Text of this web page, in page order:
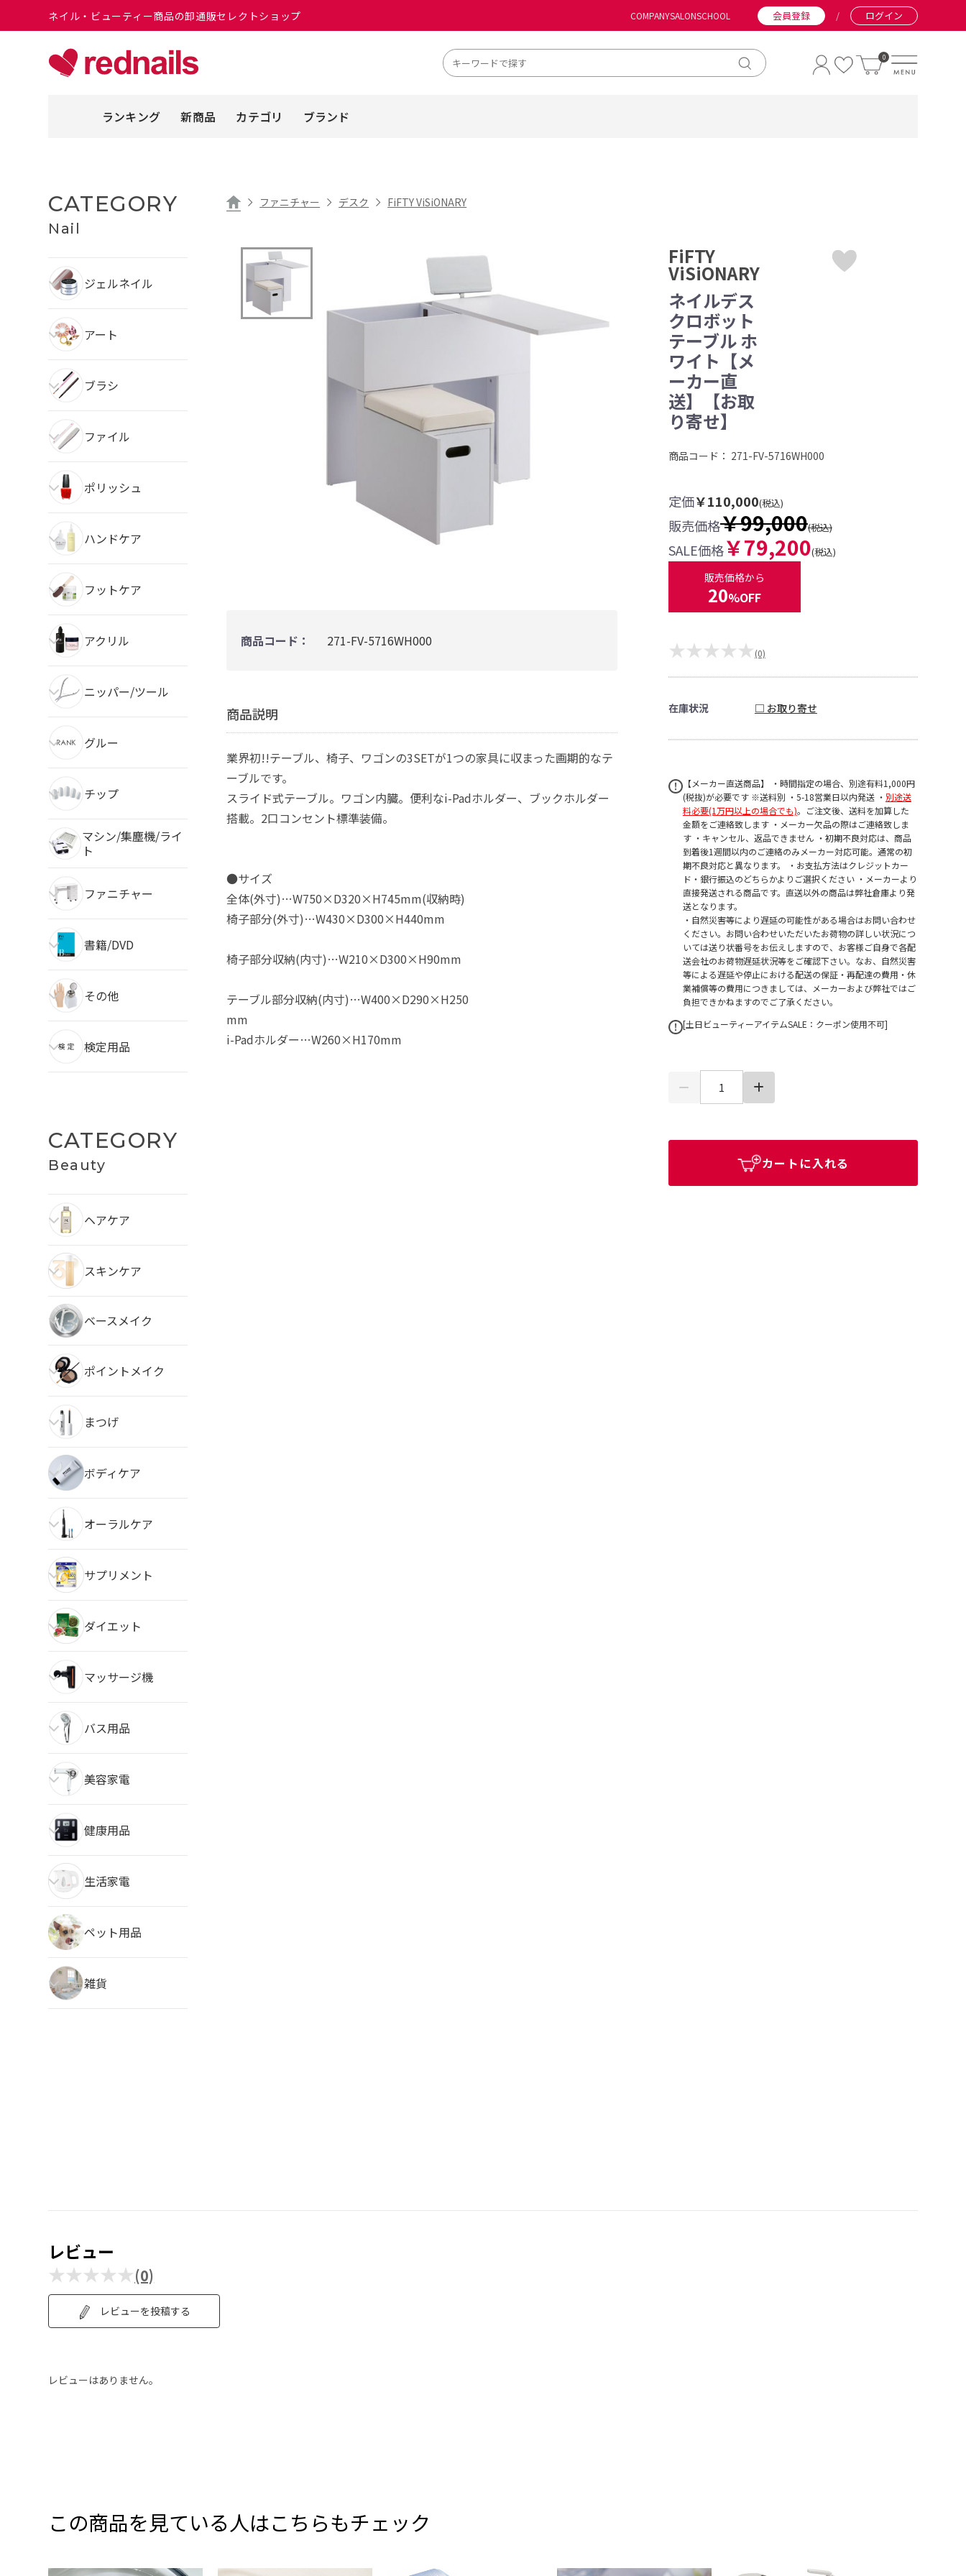
ネイル・ビューティー商品の卸通販セレクトショップ COMPANYSALONSCHOOL 会員登録 / ログイン
0
ランキング 新商品 カテゴリ ブランド
CATEGORY
Nail
ジェルネイル
アート
ブラシ
ファイル
ポリッシュ
ハンドケア
フットケア
アクリル
ニッパー/ツール
グルー
チップ
マシン/集塵機/ライ
ト
ファニチャー
書籍/DVD
その他
検定用品
CATEGORY
Beauty
ヘアケア
スキンケア
ベースメイク
ポイントメイク
まつげ
ボディケア
オーラルケア
サプリメント
ダイエット
マッサージ機
バス用品
美容家電
健康用品
生活家電
ペット用品
雑貨
ファニチャー デスク FiFTY ViSiONARY
商品コード： 271-FV-5716WH000
商品説明
業界初!!テーブル、椅子、ワゴンの3SETが1つの家具に収まった画期的なテ
ーブルです。
スライド式テーブル。ワゴン内臓。便利なi-Padホルダー、ブックホルダー
搭載。2口コンセント標準装備。
●サイズ
全体(外寸)…W750×D320×H745mm(収納時)
椅子部分(外寸)…W430×D300×H440mm
椅子部分収納(内寸)…W210×D300×H90mm
テーブル部分収納(内寸)…W400×D290×H250
mm
i-Padホルダー…W260×H170mm
FiFTY
ViSiONARY
ネイルデス
クロボット
テーブル ホ
ワイト【メ
ーカー直
送】【お取
り寄せ】
商品コード： 271-FV-5716WH000
定価￥110,000(税込)
販売価格￥99,000(税込)
SALE価格￥79,200(税込)
販売価格から
20%OFF
★★★★★ (0)
在庫状況 □ お取り寄せ
【メーカー直送商品】 ・時間指定の場合、別途有料1,000円
(税抜)が必要です ※送料別 ・5-18営業日以内発送 ・ 別途送
料必要(1万円以上の場合でも)。ご注文後、送料を加算した
金額をご連絡致します ・メーカー欠品の際はご連絡致しま
す ・キャンセル、返品できません ・初期不良対応は、商品
到着後1週間以内のご連絡のみメーカー対応可能。通常の初
期不良対応と異なります。 ・お支払方法はクレジットカー
ド・銀行振込のどちらかよりご選択ください ・メーカーより
直接発送される商品です。直送以外の商品は弊社倉庫より発
送となります。
・自然災害等により遅延の可能性がある場合はお問い合わせ
ください。お問い合わせいただいたお荷物の詳しい状況につ
いては送り状番号をお伝えしますので、お客様ご自身で各配
送会社のお荷物遅延状況等をご確認下さい。なお、自然災害
等による遅延や停止における配送の保証・再配達の費用・休
業補償等の費用につきましては、メーカーおよび弊社ではご
負担できかねますのでご了承ください。
[土日ビューティーアイテムSALE：クーポン使用不可]
カートに入れる
レビュー
★★★★★(0)
レビューを投稿する
レビューはありません。
この商品を見ている人はこちらもチェック